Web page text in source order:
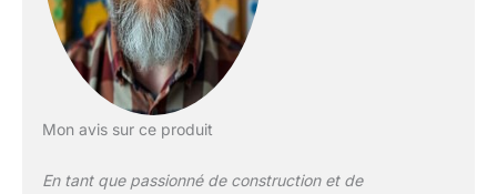
Power Functions
suivants : 2 gros
moteurs, un récepteur,
une expérience de
Mon avis sur ce produit
En tant que passionné de construction et de